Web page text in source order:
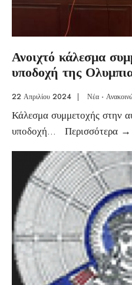
Ανοιχτό κάλεσμα
υποδοχή της
22 Απριλίου 2024 | Νέα -
Κάλεσμα συμμετοχής στην
υποδοχή... Περισσότερα →